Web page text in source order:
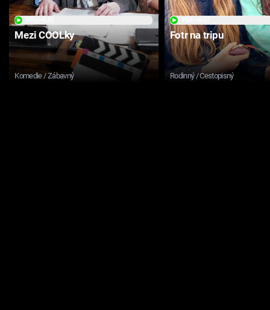
Mezi COOLky
Komedie / Zábavný
Fotr na tripu
Rodinný / Cestopisný